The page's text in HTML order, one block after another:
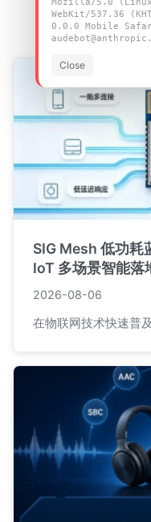
SIG Mesh 低功耗
IoT 多场景智能落
2026-08-06
在物联网技术快速普
WebKit/537.36
0.0.0 Mobile
Close